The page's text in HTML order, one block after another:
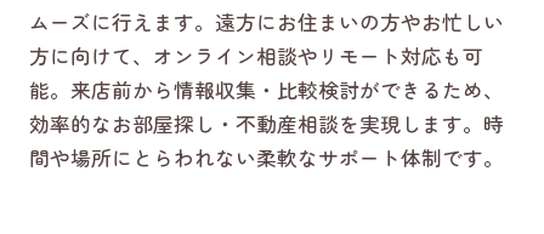
ムーズに行えます。遠方にお住まいの方やお忙しい
方に向けて、オンライン相談やリモート対応も可
能。来店前から情報収集・比較検討ができるため、
効率的なお部屋探し・不動産相談を実現します。時
間や場所にとらわれない柔軟なサポート体制です。